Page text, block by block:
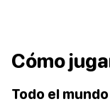
Cómo
Todo el